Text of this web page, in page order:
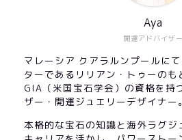
開運アドバイザー
Aya
マレーシア クアラルンプールに
ターであるリリアン・トゥーのも
GIA（米国宝石学会）の資格を持
ザー・開運ジュエリーデザイナー。
本格的な宝石の知識と海外ラグジ